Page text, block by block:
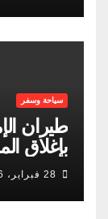
سياحة وسفر
طيران
بإغلاق
28 فبراير، 2026